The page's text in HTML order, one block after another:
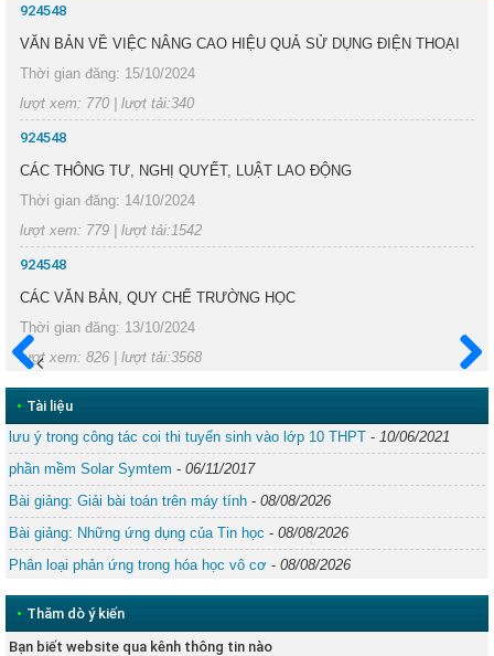
Sau
Trước
924548
VĂN BẢN VỀ VIỆC NÂNG CAO HIỆU QUẢ SỬ DỤNG ĐIỆN THOẠI
Thời gian đăng: 15/10/2024
lượt xem: 770 | lượt tải:340
924548
CÁC THÔNG TƯ, NGHỊ QUYẾT, LUẬT LAO ĐỘNG
Thời gian đăng: 14/10/2024
lượt xem: 779 | lượt tải:1542
924548
CÁC VĂN BẢN, QUY CHẾ TRƯỜNG HỌC
Thời gian đăng: 13/10/2024
lượt xem: 826 | lượt tải:3568
• Tài liệu
lưu ý trong công tác coi thi tuyển sinh vào lớp 10 THPT - 10/06/2021
phần mềm Solar Symtem - 06/11/2017
Bài giảng: Giải bài toán trên máy tính - 08/08/2026
Bài giảng: Những ứng dụng của Tin học - 08/08/2026
Phân loại phản ứng trong hóa học vô cơ - 08/08/2026
• Thăm dò ý kiến
Bạn biết website qua kênh thông tin nào